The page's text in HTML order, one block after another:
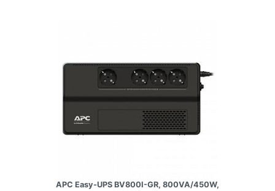
APC Easy-UPS BV800I-GR, 800VA/450W,